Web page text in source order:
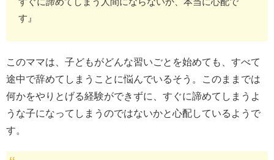
す』
このママは、子どもがどんな習いごとを始めても、すべて
途中で辞めてしまうことに悩んでいるそう。このままでは
何かをやりとげる経験ができずに、すぐに諦めてしまうよ
うな子になってしまうのではないかと心配しているようで
す。